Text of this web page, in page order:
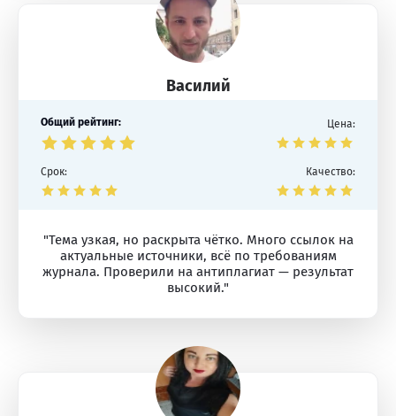
Василий
Общий рейтинг: Цена:
Срок: Качество:
"Тема узкая, но раскрыта чётко. Много ссылок на
актуальные источники, всё по требованиям
журнала. Проверили на антиплагиат — результат
высокий."